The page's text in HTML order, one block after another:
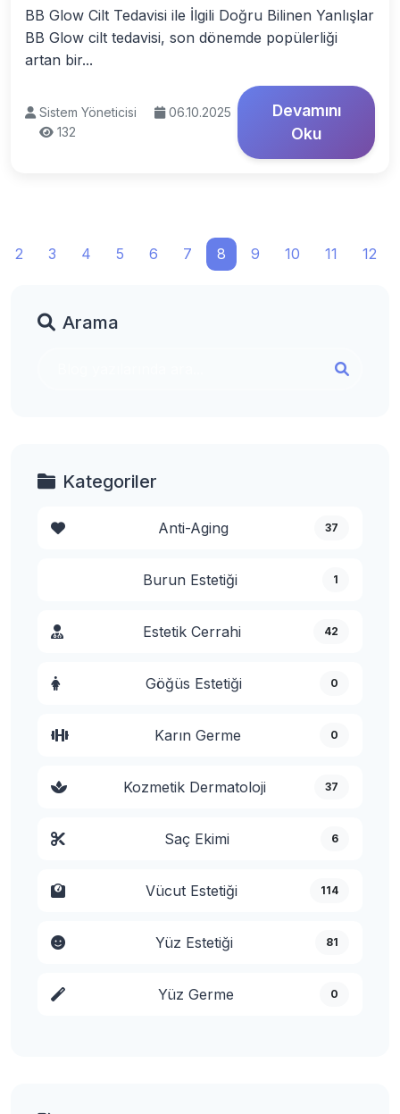
BB Glow Cilt Tedavisi ile İlgili Doğru Bilinen Yanlışlar
BB Glow cilt tedavisi, son dönemde popülerliği
artan bir...
Sistem Yöneticisi
06.10.2025
132
Devamını
Oku
2 3 4 5 6 7 8 9 10 11 12
Arama
Kategoriler
Anti-Aging 37
Burun Estetiği 1
Estetik Cerrahi 42
Göğüs Estetiği 0
Karın Germe 0
Kozmetik Dermatoloji 37
Saç Ekimi 6
Vücut Estetiği 114
Yüz Estetiği 81
Yüz Germe 0